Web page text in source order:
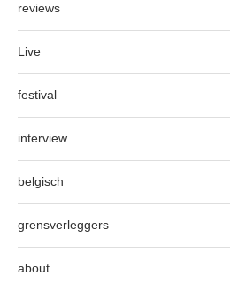
reviews
Live
festival
interview
belgisch
grensverleggers
about